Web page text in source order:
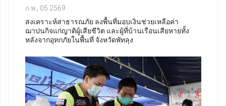
ก.พ., 05 2569
สงเคราะห์สาธารณภัย ลงพื้นที่มอบเงินช่วยเหลือค่า
ฌาปนกิจแก่ญาติผู้เสียชีวิต และผู้ที่บ้านเรือนเสียหายทั้ง
หลังจากอุทกภัยในพื้นที่ จังหวัดพัทลุง